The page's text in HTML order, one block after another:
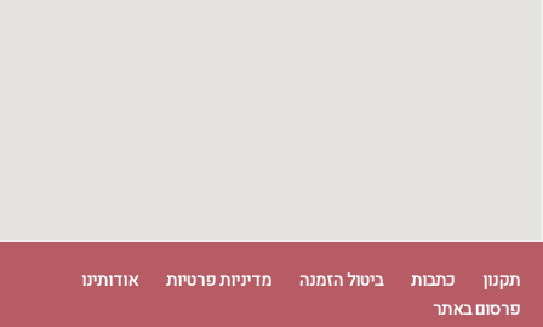
תקנון כתבות ביטול הזמנה מדיניות פרטיות
אודותינו
פרסום באתר